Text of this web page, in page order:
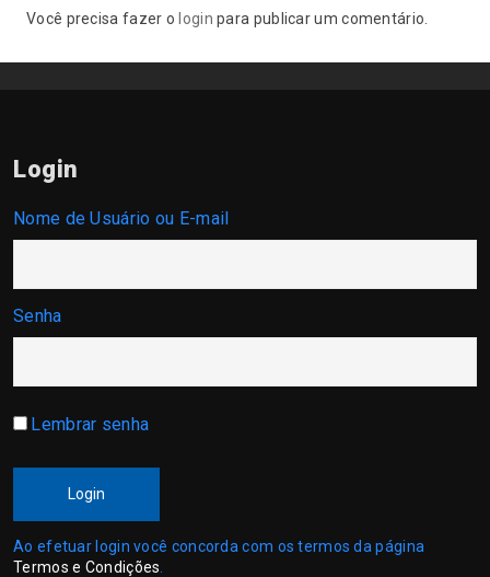
Você precisa fazer o login para publicar um comentário.
Login
Nome de Usuário ou E-mail
Senha
Lembrar senha
Login
Ao efetuar login você concorda com os termos da página
Termos e Condições